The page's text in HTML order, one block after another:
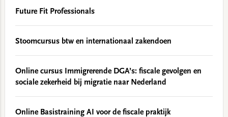
Future Fit Professionals
Stoomcursus btw en internationaal zakendoen
Online cursus Immigrerende DGA’s: fiscale gevolgen en
sociale zekerheid bij migratie naar Nederland
Online Basistraining AI voor de fiscale praktijk